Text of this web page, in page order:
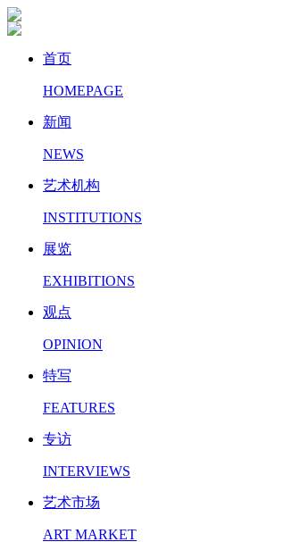
首页
HOMEPAGE
新闻
NEWS
艺术机构
INSTITUTIONS
展览
EXHIBITIONS
观点
OPINION
特写
FEATURES
专访
INTERVIEWS
艺术市场
ART MARKET